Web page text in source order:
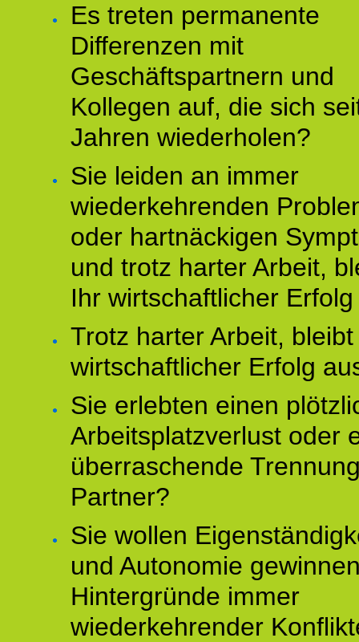
Es treten permanente
Differenzen mit
Geschäftspartnern und
Kollegen auf, die sich
Jahren wiederholen?
Sie leiden an immer
wiederkehrenden
oder hartnäckigen
und trotz harter Arbeit,
Ihr wirtschaftlicher
Trotz harter Arbeit,
wirtschaftlicher Erfolg
Sie erlebten einen
Arbeitsplatzverlust oder
überraschende
Partner?
Sie wollen
und Autonomie
Hintergründe immer
wiederkehrender